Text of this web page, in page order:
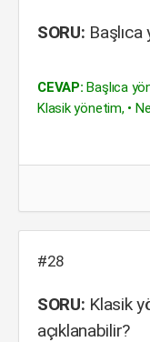
SORU:
CEVAP: Başlıca
Klasik yönetim, •
#28
SORU: Klasik
açıklanabilir?